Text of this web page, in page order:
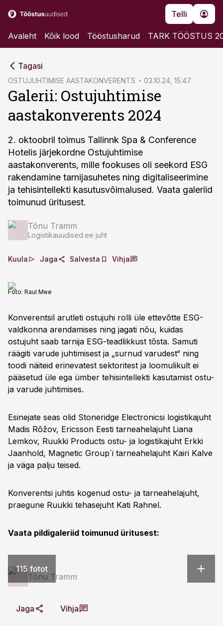
Telli
Avaleht Kõik lood Tööstusharud TARK TÖÖSTUS
Tagasi
OSTUJUHTIMISE AASTAKONVERENTS 03.10.24, 15:47
Galerii: Ostujuhtimise
aastakonverents 2024
2. oktoobril toimus Tallinnk Spa & Conference
Hotelis järjekordne Ostujuhtimise
aastakonverents, mille fookuses oli seekord ESG
rakendamine tarnijasuhetes ning digitaliseerimine
ja tehisintellekti kasutusvõimalused. Vaata galeriid
toimunud üritusest.
Tõnu Tramm
Logistikauudised.ee juht
Kuula Jaga Salvesta Vihja
Foto: Raul Mee
Konverentsil arutleti ostujuhi rolli üle ettevõtte ESG-
valdkonna arendamises ning jagati nõu, kuidas
ostujuht saab tarnija ESG-teadlikkust tõsta. Samuti
räägiti varude juhtimisest ja „surnud varudest“ ning
toodi näiteid erinevatest sektoritest ja loomulikult ei
pääsetud üle ega ümber tehisintellekti kasutamist ostu-
ja varude juhtimises.
Esinejate seas olid Stoneridge Electronicsi logistikajuht
Madis Rõžov, Ericsson Eesti tarneahelajuht Liana
Lemkov, Ruukki Products ostu- ja logistikajuht Erkki
Jaanhold, Magnetic Group´i tarneahelajuht Kairi Kalve
ja väga palju teised.
Konverentsi juhtis kogenud ostu- ja tarneahelajuht,
praegune Ruukki tehasejuht Kati Rahnel.
Vaata pildigaleriid toimunud üritusest:
115 fotot
Tõnu Tramm
Jaga Vihja